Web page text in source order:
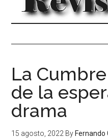
La
de la
drama
15 agosto, 2022 By Fernando